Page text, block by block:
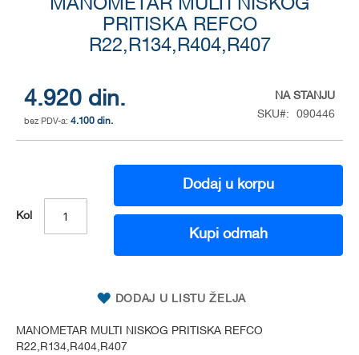
MANOMETAR MULTI NISKOG
PRITISKA REFCO
R22,R134,R404,R407
4.920 din.
4.100 din.
NA STANJU
SKU
090446
Kol
Dodaj u korpu
Kupi odmah
DODAJ U LISTU ŽELJA
MANOMETAR MULTI NISKOG PRITISKA REFCO
R22,R134,R404,R407
gallery